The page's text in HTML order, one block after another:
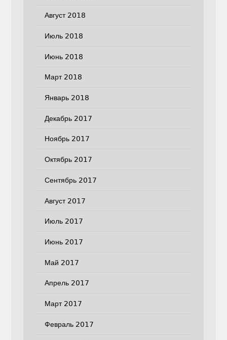
Август 2018
Июль 2018
Июнь 2018
Март 2018
Январь 2018
Декабрь 2017
Ноябрь 2017
Октябрь 2017
Сентябрь 2017
Август 2017
Июль 2017
Июнь 2017
Май 2017
Апрель 2017
Март 2017
Февраль 2017